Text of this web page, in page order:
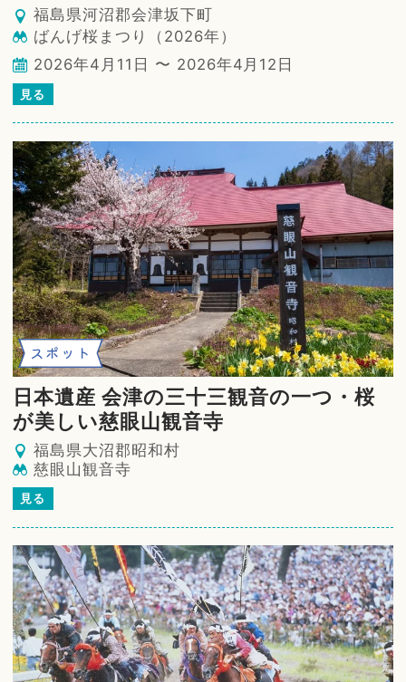
福島県河沼郡会津坂下町
ばんげ桜まつり（2026年）
2026年4月11日 〜 2026年4月12日
見る
スポット
日本遺産 会津の三十三観音の一つ・桜
が美しい慈眼山観音寺
福島県大沼郡昭和村
慈眼山観音寺
見る